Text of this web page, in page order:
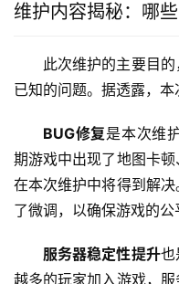
维护内容揭秘：哪
此次维护的主要目
已知的问题。据透露，本
BUG修复是本次维
期游戏中出现了地图卡
在本次维护中将得到解
了微调，以确保游戏的公
服务器稳定性提升也
越多的玩家加入游戏，